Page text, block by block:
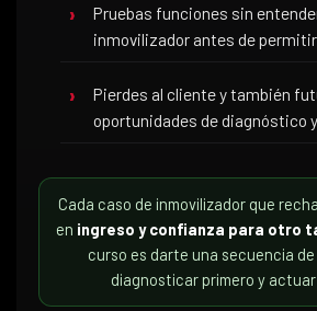
Pruebas funciones sin
inmovilizador antes de permitir
Pierdes al cliente y también
oportunidades de diagnóstico
Cada caso de inmovilizador que
en ingreso y confianza para otro
curso es darte una secuencia
diagnosticar primero y